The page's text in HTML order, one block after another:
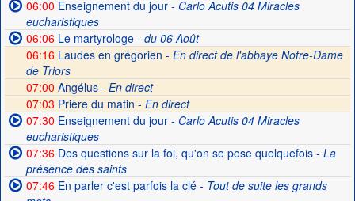
06:00 Enseignement du jour- Carlo Acutis 04 Miracles
eucharistiques
06:06Le martyrologe- du 06 Août
06:16 Laudes en grégorien - En direct de l'abbaye Notre-Dame
de Triors
07:00 Angélus - En direct
07:03 Prière du matin - En direct
07:30 Enseignement du jour- Carlo Acutis 04 Miracles
eucharistiques
07:36Des questions sur la foi, qu'on se pose quelquefois- La
présence des saints
07:46En parler c'est parfois la clé- Tout de suite les grands